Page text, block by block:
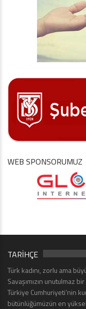
WEB SPONSORUMUZ
TARİHÇE
Türk kadını, zorlu ama
Savaşımızın unutulmaz
Türkiye Cumhuriyeti’nin
bütünlüğümüzün en